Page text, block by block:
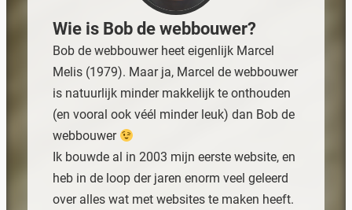
Wie is Bob de webbouwer?
Bob de webbouwer heet eigenlijk Marcel
Melis (1979). Maar ja, Marcel de webbouwer
is natuurlijk minder makkelijk te onthouden
(en vooral ook véél minder leuk) dan Bob de
webbouwer
Ik bouwde al in 2003 mijn eerste website, en
heb in de loop der jaren enorm veel geleerd
over alles wat met websites te maken heeft.